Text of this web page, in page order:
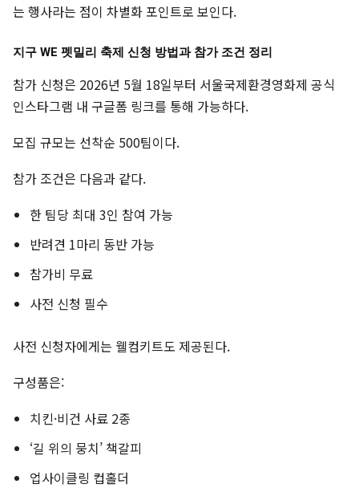
는 행사라는 점이 차별화 포인트로 보인다.
지구 WE 펫밀리 축제 신청 방법과 참가 조건 정리
참가 신청은 2026년 5월 18일부터 서울국제환경영화제 공식
인스타그램 내 구글폼 링크를 통해 가능하다.
모집 규모는 선착순 500팀이다.
참가 조건은 다음과 같다.
한 팀당 최대 3인 참여 가능
반려견 1마리 동반 가능
참가비 무료
사전 신청 필수
사전 신청자에게는 웰컴키트도 제공된다.
구성품은:
치킨·비건 사료 2종
‘길 위의 뭉치’ 책갈피
업사이클링 컵홀더